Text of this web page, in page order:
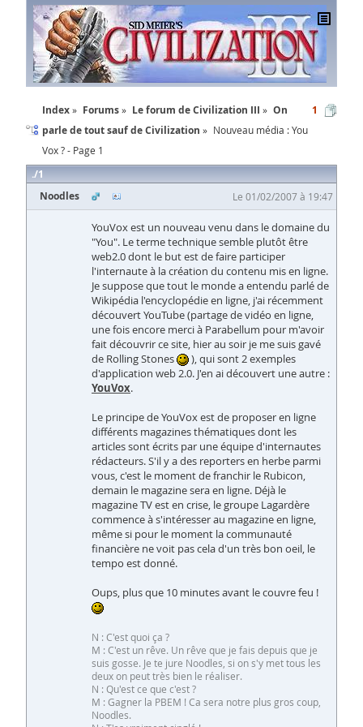
Index Forums Le forum de Civilization III
On
parle de tout sauf de Civilization
Nouveau média : You
Vox ? - Page 1
1
1
Noodles
Le 01/02/2007 à 19:47
YouVox est un nouveau venu dans le domaine du
"You". Le terme technique semble plutôt être
web2.0 dont le but est de faire participer
l'internaute à la création du contenu mis en ligne.
Je suppose que tout le monde a entendu parlé de
Wikipédia l'encyclopédie en ligne, j'ai récemment
découvert YouTube (partage de vidéo en ligne,
une fois encore merci à Parabellum pour m'avoir
fait découvrir ce site, hier au soir je me suis gavé
de Rolling Stones
), qui sont 2 exemples
d'application web 2.0. J'en ai découvert une autre :
YouVox.
Le principe de YouVox est de proposer en ligne
différents magazines thématiques dont les
articles sont écrits par une équipe d'internautes
rédacteurs. S'il y a des reporters en herbe parmi
vous, c'est le moment de franchir le Rubicon,
demain le magazine sera en ligne. Déjà le
magazine TV est en crise, le groupe Lagardère
commence à s'intéresser au magazine en ligne,
même si pour le moment la communauté
financière ne voit pas cela d'un très bon oeil, le
tempo est donné.
Oups, plus que 10 minutes avant le couvre feu !
N : C'est quoi ça ?
M : C'est un rêve. Un rêve que je fais depuis que je
suis gosse. Je te jure Noodles, si on s'y met tous les
deux on peut très bien le réaliser.
N : Qu'est ce que c'est ?
M : Gagner la PBEM ! Ca sera notre plus gros coup,
Noodles.